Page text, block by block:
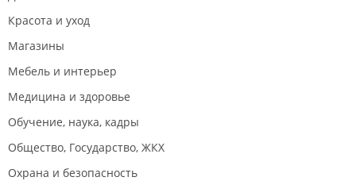
Красота и уход
Магазины
Мебель и интерьер
Медицина и здоровье
Обучение, наука, кадры
Общество, Государство, ЖКХ
Охрана и безопасность